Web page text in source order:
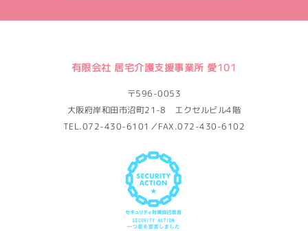
有限会社 居宅介護支援事業所 愛101
〒596-0053
大阪府岸和田市沼町21-8 エクセルビル4階
TEL.072-430-6101／FAX.072-430-6102